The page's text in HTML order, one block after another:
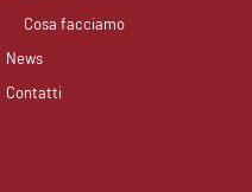
Cosa facciamo
News
Contatti